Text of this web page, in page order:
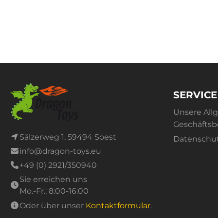
Sälzerweg 1, 59494 Soest
info@dragon-toys.eu
+49 (0) 2921/350940
Sie erreichen uns
Mo.-Fr.: 8:00-16:00
Oder über unser Kontaktformular.
SERVICE
Unsere